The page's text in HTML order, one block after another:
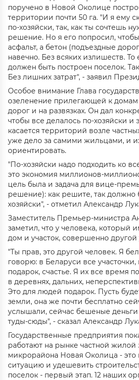
поручено в Новой Околице
территории почти 50 га. "И я ему
по-хозяйски, так, как ты сочтешь
решение. Но я его попросил,
асфальт, а бетон (подъездные
навечно. Без всяких излишеств. То
должен быть построен поселок.
Без лишних затрат", - заявил
Особое внимание Глава
озеленение прилегающей к
дорог и на развязках. Он дал
чтобы все делалось по-хозяйски и
касается территорий возле
уже дело за самими жильцами, и
ориентировать.
"По-хозяйски надо подходить ко
это экономия миллионов-
цель была и задача для вице-
решение): как решите, так должно
хозяйски", - отметил Александр
Заместитель Премьер-министра
заметил, что у человека, который
дом и участок, совершенно
"Ты прав, это другой человек. Я
говорю: в Беларуси все
подарок, счастье. Я их все время
в деревнях, дальних,
Это для людей подарок. Пусть
земли, она же почти бесплатно
услышали, сейчас бешеные
туды-сюды", - сказал Александр
Государственные предприятия
работают на рынке частной жилой
микрорайона Новая Околица - это
ситуацию и удешевить
поселок - первый этап. 12 наших